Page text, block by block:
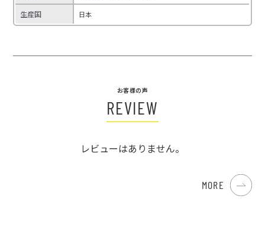
生産国 日本
お客様の声
REVIEW
レビューはありません。
MORE